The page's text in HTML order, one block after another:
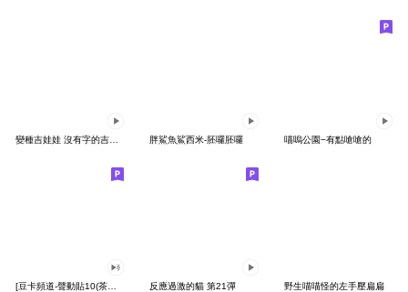
胖鯊魚鯊西米-胚囉胚囉 喵嗚公園−有點嗆嗆的
反應過激的貓 第21彈 野生喵喵怪的左手壓扁扁